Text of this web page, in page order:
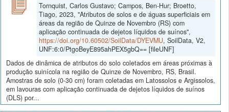
Tornquist, Carlos Gustavo; Campos, Ben-Hur; Broetto,
Tiago, 2023, "Atributos de solos e de águas superficiais em
áreas da região de Quinze de Novembro (RS) com
aplicação continuada de dejetos líquidos de suínos",
https://doi.org/10.60502/SoilData/DYEVMU, SoilData, V2,
UNF:6:0/PtgoBeyE895ahPEX5gbQ== [fileUNF]
Dados de dinâmica de atributos do solo coletados em áreas próximas à
produção suinícola na região de Quinze de Novembro, RS, Brasil.
Amostras de solo (0-30 cm) foram coletadas em Latossolos e Argissolos,
em lavouras com aplicação continuada de dejetos líquidos de suínos
(DLS) por...